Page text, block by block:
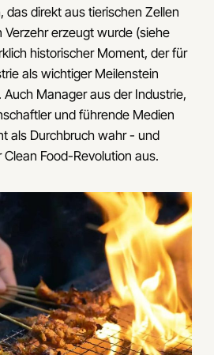
das direkt aus tierischen Zellen
erzeugt wurde (siehe
historischer Moment, der für
als wichtiger Meilenstein
Manager aus der Industrie,
und führende Medien
als Durchbruch wahr - und
Food-Revolution aus.